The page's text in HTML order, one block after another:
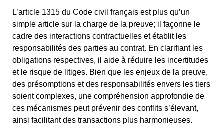
L’article 1315 du Code civil français est plus qu’un
simple article sur la charge de la preuve; il façonne le
cadre des interactions contractuelles et établit les
responsabilités des parties au contrat. En clarifiant les
obligations respectives, il aide à réduire les incertitudes
et le risque de litiges. Bien que les enjeux de la preuve,
des présomptions et des responsabilités envers les tiers
soient complexes, une compréhension approfondie de
ces mécanismes peut prévenir des conflits s’élevant,
ainsi facilitant des transactions plus harmonieuses.